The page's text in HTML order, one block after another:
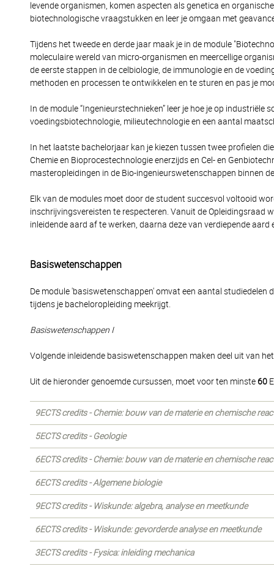
levende organismen, komen aspecten als genetica en
biotechnologische vraagstukken en leer je omgaan met
Tijdens het tweede en derde jaar maak je in de module
moleculaire wereld van micro-organismen en meercellige
de eerste stappen in de celbiologie, de immunologie en de
methoden en processen te ontwikkelen en te sturen en pas je
In de module “Ingenieurstechnieken” leer je hoe je op
voedingsbiotechnologie, milieutechnologie en een aantal
In het laatste bachelorjaar kan je kiezen tussen twee profielen
Chemie en Bioprocestechnologie enerzijds en Cel- en
masteropleidingen in de Bio-ingenieurswetenschappen binnen
Elk van de modules moet door de student succesvol voltooid
inschrijvingsvereisten te respecteren. Vanuit de Opleidingsraad
inleidende aard af te werken, daarna deze van verdiepende
Basiswetenschappen
De module 'basiswetenschappen' omvat een aantal studiedelen
tijdens je bacheloropleiding meekrijgt.
Basiswetenschappen I
Volgende inleidende basiswetenschappen maken deel uit van
Uit de hieronder genoemde cursussen, moet voor ten minste60
9ECTS credits - Chemie: bouw van de materie en chemische
5ECTS credits - Geologie
6ECTS credits - Chemie: bouw van de materie en chemische
6ECTS credits - Algemene biologie
9ECTS credits - Wiskunde: algebra, analyse en meetkunde
6ECTS credits - Wiskunde: gevorderde analyse en meetkunde
3ECTS credits - Fysica: inleiding mechanica